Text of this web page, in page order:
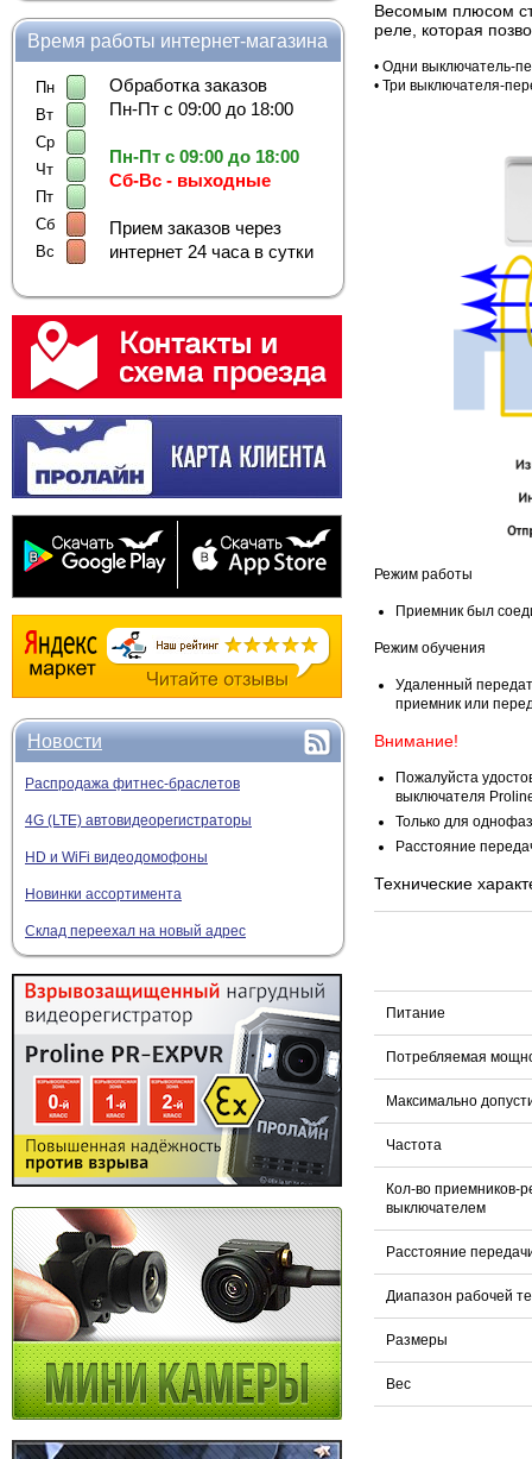
Время работы интернет-магазина
Пн
Вт
Ср
Чт
Пт
Сб
Вс
Обработка заказов
Пн-Пт с 09:00 до 18:00
Пн-Пт с 09:00 до 18:00
Сб-Вс - выходные
Прием заказов через
интернет 24 часа в сутки
Новости
Распродажа фитнес-браслетов
4G (LTE) автовидеорегистраторы
HD и WiFi видеодомофоны
Новинки ассортимента
Склад переехал на новый адрес
Весомым плюсом
реле, которая
• Одни выключатель-
• Три выключателя-
Режим работы
Приемник был
Режим обучения
Удаленный
приемник или
Внимание!
Пожалуйста
выключателя
Только для
Расстояние
Технические
Питание
Потребляемая
Максимально
Частота
Кол-во приемников-
выключателем
Расстояние
Диапазон рабочей
Размеры
Вес